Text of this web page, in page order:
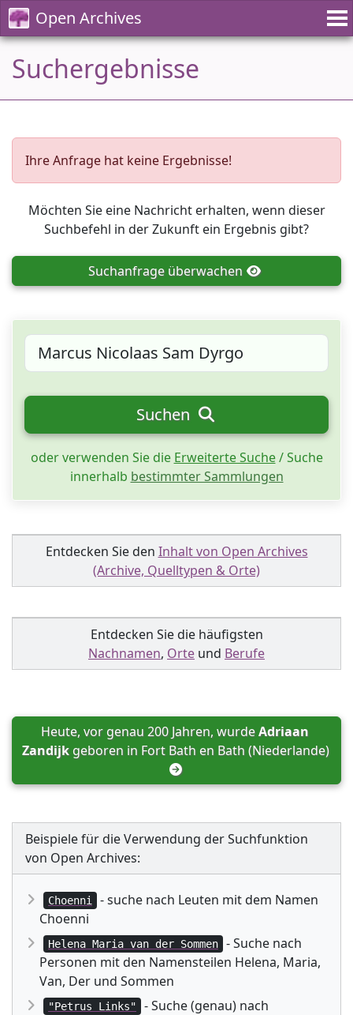
Open Archives
Suchergebnisse
Ihre Anfrage hat keine Ergebnisse!
Möchten Sie eine Nachricht erhalten, wenn dieser
Suchbefehl in der Zukunft ein Ergebnis gibt?
Suchanfrage überwachen
Suchen
oder verwenden Sie die Erweiterte Suche/ Suche
innerhalb bestimmter Sammlungen
Entdecken Sie den Inhalt von Open Archives
(Archive, Quelltypen & Orte)
Entdecken Sie die häufigsten
Nachnamen, Orte und Berufe
Heute, vor genau 200 Jahren, wurde Adriaan
Zandijk geboren in Fort Bath en Bath (Niederlande)
Beispiele für die Verwendung der Suchfunktion
von Open Archives:
Choenni
- suche nach Leuten mit dem Namen
Choenni
Helena Maria van der Sommen
- Suche nach
Personen mit den Namensteilen Helena, Maria,
Van, Der und Sommen
"Petrus Links"
- Suche (genau) nach